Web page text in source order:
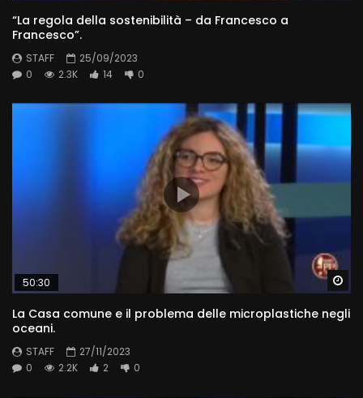
“La regola della sostenibilità – da Francesco a
Francesco”.
STAFF
25/09/2023
0
2.3K 14 0
50:30
La Casa comune e il problema delle microplastiche negli
oceani.
STAFF
27/11/2023
0
2.2K 2 0